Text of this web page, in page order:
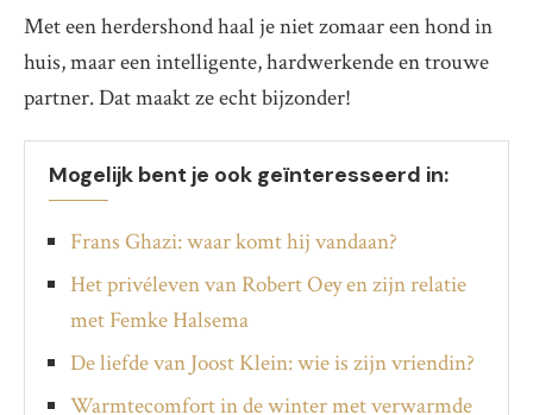
Met een herdershond haal je niet zomaar een hond in
huis, maar een intelligente, hardwerkende en trouwe
partner. Dat maakt ze echt bijzonder!
Mogelijk bent je ook geïnteresseerd in:
Frans Ghazi: waar komt hij vandaan?
Het privéleven van Robert Oey en zijn relatie
met Femke Halsema
De liefde van Joost Klein: wie is zijn vriendin?
Warmtecomfort in de winter met verwarmde